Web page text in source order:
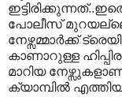
പോലീസ്
നേഴ്സമ്മാർക്ക്
കാണാറുള്ള
മാറിയ
ക്യാമ്പിൽ